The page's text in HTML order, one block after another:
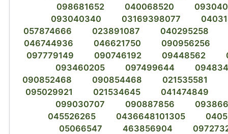
098681652
040068520
093040340
03169398077
057874666
023891087
040295258
046744936
046621750
090956256
097779149
090746192 09448562
093460205
097499644
090852468
090854468
021535581
095029921
021534645
041474849
099030707
090887856
045526265
0436648101305
05066547
463856904